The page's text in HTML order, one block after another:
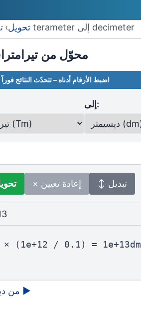
length تحويل› تحويل terameter إلى decimeter
محوّل من
اضبط الأرقام أدناه – تتحدّث النتائج فوراً
إلى:
= × إعادة تعيين ↕ تبديل
× (1e+12 / 0.1) = 1e+13dm
من ▶